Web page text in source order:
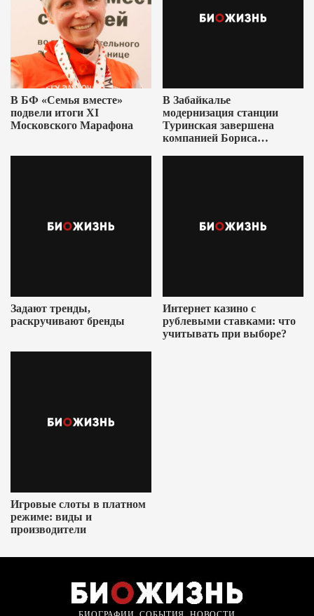
В БФ «Семья вместе»
подвели итоги XI
Московского Марафона
В Забайкалье
модернизация станции
Туринская завершена
компанией Бориса
Задают тренды,
раскручивают бренды
Интернет казино с
рублевыми ставками: что
учитывать при выборе?
Игровые слоты в платном
режиме: виды и
производители